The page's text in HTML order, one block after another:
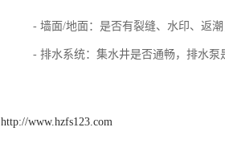
- 墙面/地面：是否有裂缝、水印、返潮
- 排水系统：集水井是否通畅，排水泵
http://www.hzfs123.com